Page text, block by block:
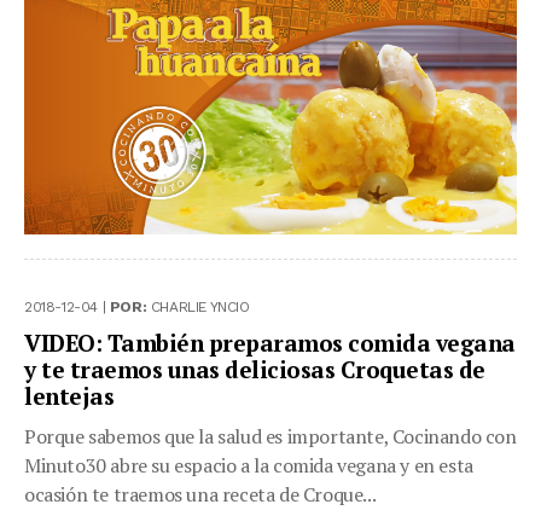
2018-12-04 | POR: CHARLIE YNCIO
VIDEO: También preparamos comida vegana
y te traemos unas deliciosas Croquetas de
lentejas
Porque sabemos que la salud es importante, Cocinando con
Minuto30 abre su espacio a la comida vegana y en esta
ocasión te traemos una receta de Croque...